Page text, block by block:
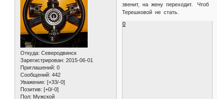
Откуда: Северодвинск
Зарегистрирован: 2015-06-01
Приглашений: 0
Сообщений: 442
Уважение: [+33/-0]
Позитив: [+0/-0]
Пол: Мужской
звенит, на жену переходит. Чтоб
Терешковой не стать.
0